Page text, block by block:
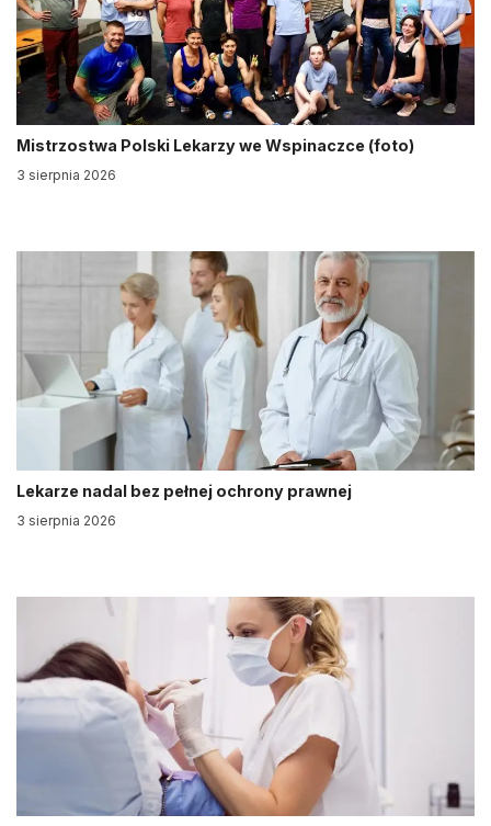
Mistrzostwa Polski Lekarzy we Wspinaczce (foto)
3 sierpnia 2026
Lekarze nadal bez pełnej ochrony prawnej
3 sierpnia 2026